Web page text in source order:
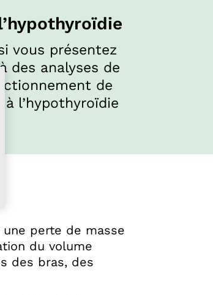
vous présentez
des analyses de
de
l’hypothyroïdie
perte de masse
du volume
des bras, des